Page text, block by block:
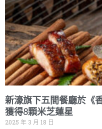
新濠旗下五間餐廳於《
獲得8顆米芝蓮星
2025 年 3 月 18 日